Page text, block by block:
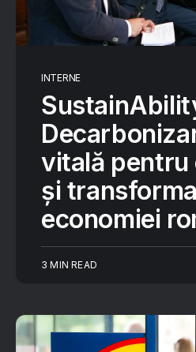
INTERNE
vitală pentru
și
economiei
3 MIN READ